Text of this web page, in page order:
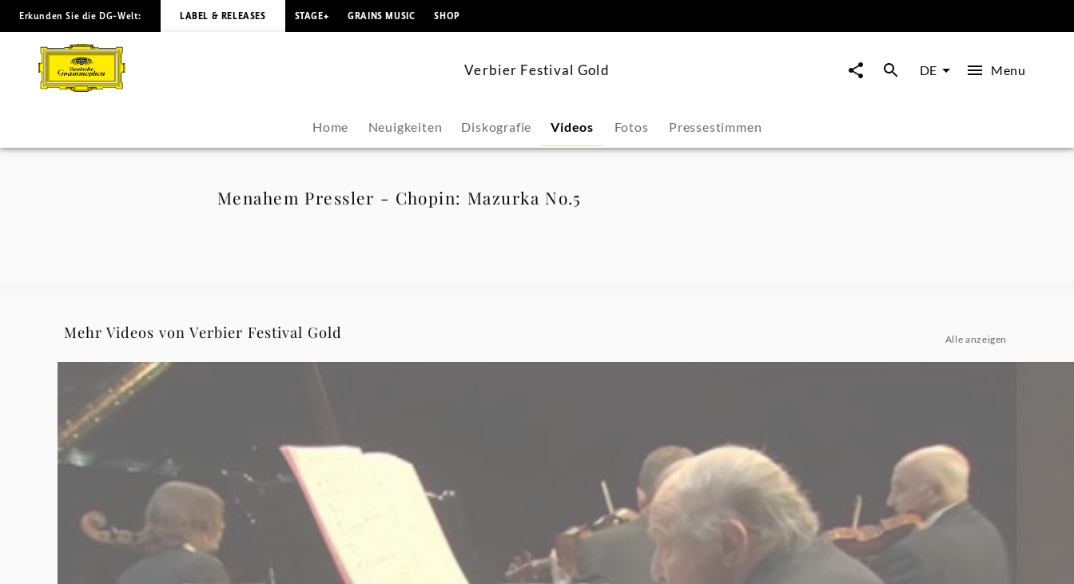
Menahem
Pressler
Chopin:
Festival
Deutsche
Grammophon
Erkunden Sie die DG-Welt: LABEL & RELEASES STAGE+ GRAINS MUSIC SHOP
Verbier Festival Gold DE Menu
Home Neuigkeiten Diskografie Videos Fotos Pressestimmen
Menahem Pressler - Chopin: Mazurka No.5
Mehr Videos von Verbier Festival Gold Alle anzeigen